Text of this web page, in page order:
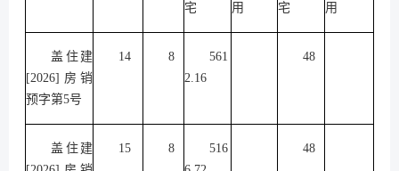
宅
用
宅
用
盖住建
[2026]房销
预字第5号
14 8
561
2.16
48
盖住建
15 8
516
48